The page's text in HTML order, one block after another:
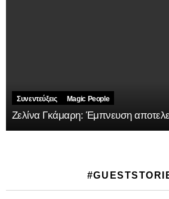
Συνεντεύξεις Magic People
Ζελίνα Γκάμαρη: Έμπνευση